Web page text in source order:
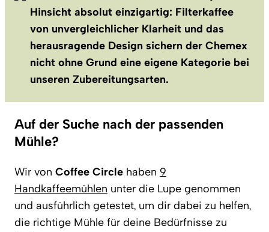
Hinsicht absolut einzigartig: Filterkaffee
von unvergleichlicher Klarheit und das
herausragende Design sichern der Chemex
nicht ohne Grund eine eigene Kategorie bei
unseren Zubereitungsarten.
Auf der Suche nach der passenden
Mühle?
Wir von Coffee Circle haben 9
Handkaffeemühlen unter die Lupe genommen
und ausführlich getestet, um dir dabei zu helfen,
die richtige Mühle für deine Bedürfnisse zu